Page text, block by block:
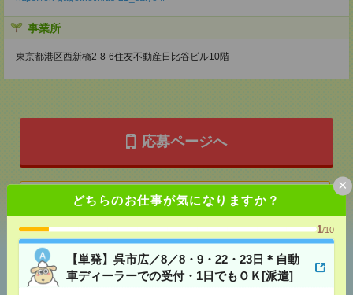
どちらのお仕事が気になりますか？
1/10
【単発】呉市広／8／8・9・22・23日＊自動
車ディーラーでの受付・1日でもＯＫ[派遣]
×
事業所
東京都港区西新橋2-8-6住友不動産日比谷ビル10階
応募ページへ
気になる！
あなたの閲覧履歴からの
おすすめ